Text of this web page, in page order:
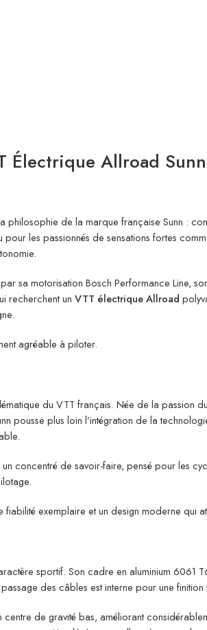
Allroad
philosophie de la marque française Sunn :
les passionnés de sensations fortes
sa motorisation Bosch Performance Line,
recherchent un VTT électrique Allroad
agréable à piloter.
du VTT français. Née de la
pousse plus loin l’intégration de la
un concentré de savoir-faire, pensé pour les
exemplaire et un design moderne qui
sportif. Son cadre en aluminium 6061
des câbles est interne pour une
de gravité bas, améliorant